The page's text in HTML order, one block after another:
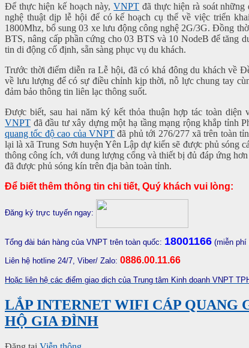
Để thực hiện kế hoạch này,VNPT đã thực hiện rà soát
nghệ thuật dịp lễ hội để có kế hoạch cụ thể về việc triển
1800Mhz, bổ sung 03 xe lưu động công nghệ 2G/3G. Đồng
BTS, nâng cấp phần cứng cho 03 BTS và 10 NodeB để tăng
tin di động cố định, sẵn sàng phục vụ du khách.
Trước thời điểm diễn ra Lễ hội, đã có khá đông du khách về
về lưu lượng để có sự điều chỉnh kịp thời, nỗ lực chung tay
đảm bảo thông tin liên lạc thông suốt.
Được biết, sau hai năm ký kết thỏa thuận hợp tác toàn
VNPT đã đầu tư xây dựng một hạ tầng mạng rộng khắp tỉnh
quang tốc độ cao của VNPTđã phủ tới 276/277 xã trên toàn
lại là xã Trung Sơn huyện Yên Lập dự kiến sẽ được phủ sóng
thông công ích, với dung lượng cổng và thiết bị đủ đáp ứng
đã được phủ sóng kín trên địa bàn toàn tỉnh.
Để biết thêm thông tin chi tiết, Quý khách vui lòng:
Đăng ký trực tuyến ngay:
Tổng đài bán hàng của VNPT trên toàn quốc: 18001166 (miễn phí
Liên hệ hotline 24/7, Viber/ Zalo: 0886.00.11.66
Hoặc liên hệ các điểm giao dịch của Trung tâm Kinh doanh VNPT
LẮP INTERNET WIFI CÁP QUANG
HỘ GIA ĐÌNH